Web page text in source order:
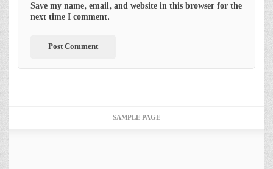
Save my name, email, and website in this browser for the
next time I comment.
SAMPLE PAGE